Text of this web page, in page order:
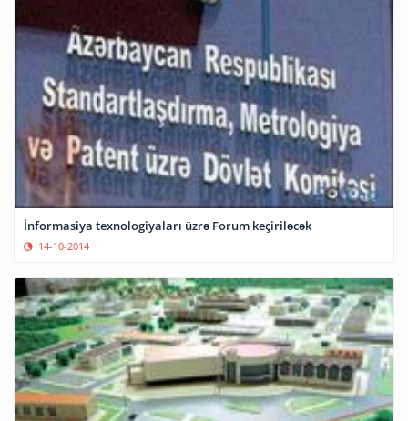
İnformasiya texnologiyaları üzrə Forum keçiriləcək
14-10-2014